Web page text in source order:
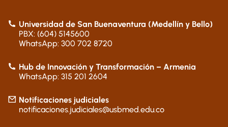
Universidad de San Buenaventura (Medellín y Bello)
PBX: (604) 5145600
WhatsApp: 300 702 8720
Hub de Innovación y Transformación – Armenia
WhatsApp: 315 201 2604
Notificaciones judiciales
notificaciones.judiciales@usbmed.edu.co